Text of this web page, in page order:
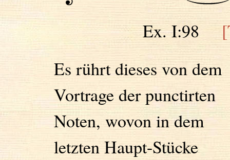
Ex. I:98
Es rührt dieses von dem
Vortrage der punctirten
Noten, wovon in dem
letzten Haupt-Stücke